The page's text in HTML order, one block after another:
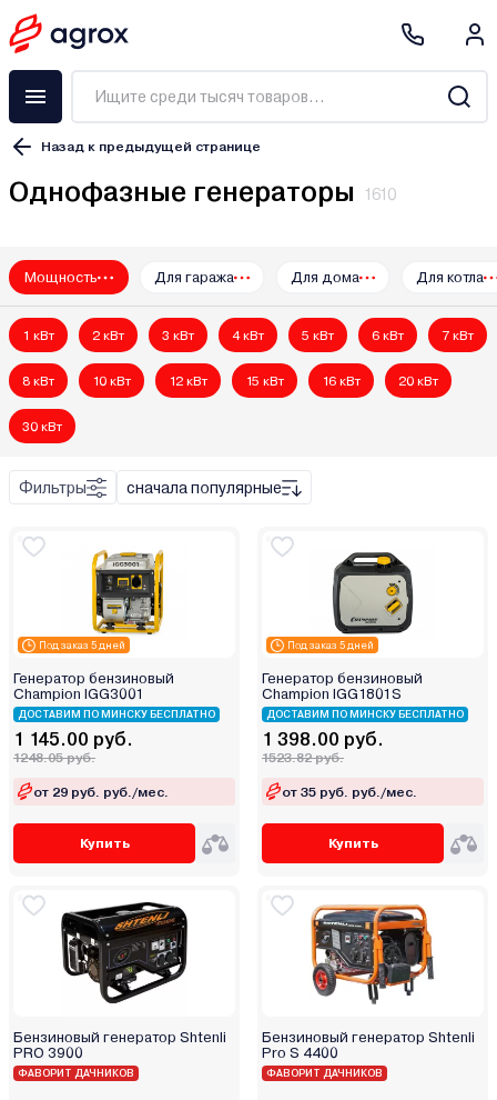
Назад к предыдущей странице
Однофазные генераторы 1610
A-iPower
AGT
ALTECO
Artelv
Aurora
Bort
Brait
Champion
Daewoo
Dajo
Deko
DGM
DYLLU
D`ARC
ECO
Edon
Eland
Elemax
Elitech
Energo
Мощность Для гаража Для дома Для котла
1 кВт 2 кВт 3 кВт 4 кВт 5 кВт 6 кВт 7 кВт
8 кВт 10 кВт 12 кВт 15 кВт 16 кВт 20 кВт
30 кВт
Фильтры сначала популярные
Под заказ 5 дней
Генератор бензиновый
Champion IGG3001
ДОСТАВИМ ПО МИНСКУ БЕСПЛАТНО
1 145.00 руб.
1248.05 руб.
от 29 руб. руб./мес.
Купить
Под заказ 5 дней
Генератор бензиновый
Champion IGG1801S
ДОСТАВИМ ПО МИНСКУ БЕСПЛАТНО
1 398.00 руб.
1523.82 руб.
от 35 руб. руб./мес.
Купить
Бензиновый генератор Shtenli
PRO 3900
ФАВОРИТ ДАЧНИКОВ
Бензиновый генератор Shtenli
Pro S 4400
ФАВОРИТ ДАЧНИКОВ